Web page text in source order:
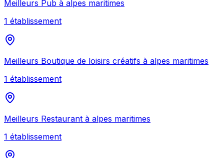
Meilleurs Pub à alpes maritimes
1 établissement
Meilleurs Boutique de loisirs créatifs à alpes maritimes
1 établissement
Meilleurs Restaurant à alpes maritimes
1 établissement